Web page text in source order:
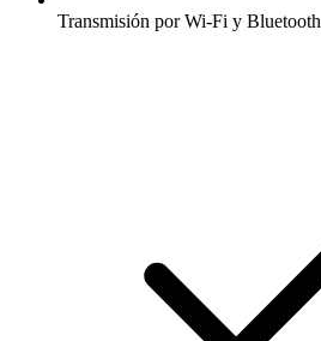
Transmisión por Wi-Fi y Bluetooth